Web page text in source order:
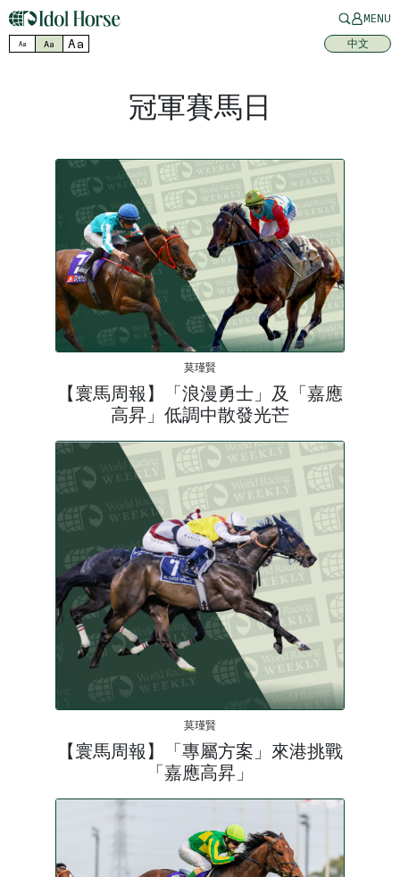
MENU
Aa Aa Aa 中文
冠軍賽馬日
莫瑾賢
【寰馬周報】「浪漫勇士」及「嘉應
高昇」低調中散發光芒
莫瑾賢
【寰馬周報】「專屬方案」來港挑戰
「嘉應高昇」